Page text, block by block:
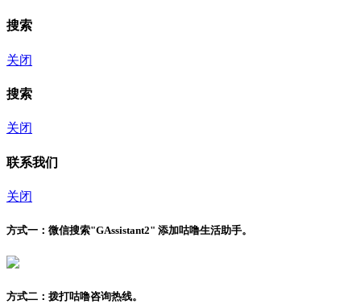
搜索
关闭
搜索
关闭
联系我们
关闭
方式一： 微信搜索"GAssistant2" 添加咕噜生活助手。
方式二： 拨打咕噜咨询热线。